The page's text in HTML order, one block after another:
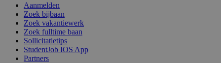
Aanmelden
Zoek bijbaan
Zoek vakantiewerk
Zoek fulltime baan
Sollicitatietips
StudentJob IOS App
Partners